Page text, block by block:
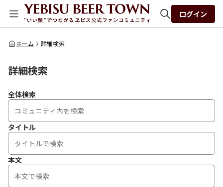
全体検索
ログイン
ホーム 詳細検索
詳細検索
全体検索
タイトル
本文